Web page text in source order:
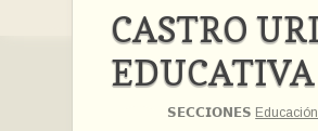
CASTRO
𝗦𝗘𝗖𝗖𝗜𝗢𝗡𝗘𝗦 Educación